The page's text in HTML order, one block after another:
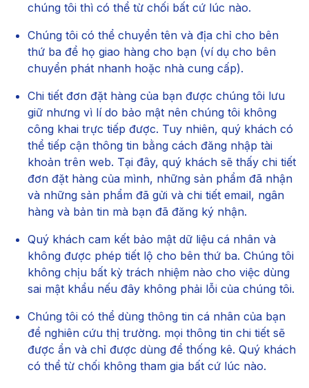
chúng tôi thì có thể từ chối bất cứ lúc nào.
Chúng tôi có thể chuyển tên và địa chỉ cho bên
thứ ba để họ giao hàng cho bạn (ví dụ cho bên
chuyển phát nhanh hoặc nhà cung cấp).
Chi tiết đơn đặt hàng của bạn được chúng tôi lưu
giữ nhưng vì lí do bảo mật nên chúng tôi không
công khai trực tiếp được. Tuy nhiên, quý khách có
thể tiếp cận thông tin bằng cách đăng nhập tài
khoản trên web. Tại đây, quý khách sẽ thấy chi tiết
đơn đặt hàng của mình, những sản phẩm đã nhận
và những sản phẩm đã gửi và chi tiết email, ngân
hàng và bản tin mà bạn đã đăng ký nhận.
Quý khách cam kết bảo mật dữ liệu cá nhân và
không được phép tiết lộ cho bên thứ ba. Chúng tôi
không chịu bất kỳ trách nhiệm nào cho việc dùng
sai mật khẩu nếu đây không phải lỗi của chúng tôi.
Chúng tôi có thể dùng thông tin cá nhân của bạn
để nghiên cứu thị trường. mọi thông tin chi tiết sẽ
được ẩn và chỉ được dùng để thống kê. Quý khách
có thể từ chối không tham gia bất cứ lúc nào.